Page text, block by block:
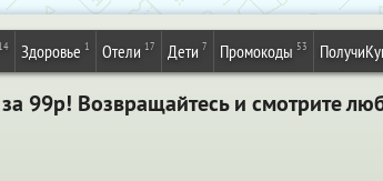
14 Здоровье 1 Отели 17 Дети 7 Промокоды 53
99р! Возвращайтесь и смотрите